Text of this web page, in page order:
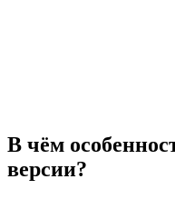
В чём
версии?